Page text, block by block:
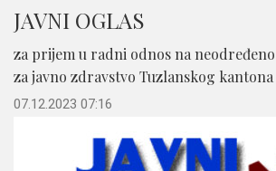
JAVNI OGLAS
za prijem u radni odnos na
za javno zdravstvo Tuzlanskog kantona
07.12.2023 07:16